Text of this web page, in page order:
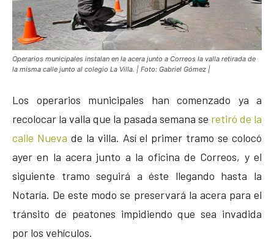
Operarios municipales instalan en la acera junto a Correos la valla retirada de
la misma calle junto al colegio La Villa. | Foto: Gabriel Gómez |
Los operarios municipales han comenzado ya a
recolocar la valla que la pasada semana se retiró de la
calle Nueva de la villa. Así el primer tramo se colocó
ayer en la acera junto a la oficina de Correos, y el
siguiente tramo seguirá a éste llegando hasta la
Notaría. De este modo se preservará la acera para el
tránsito de peatones impidiendo que sea invadida
por los vehículos.